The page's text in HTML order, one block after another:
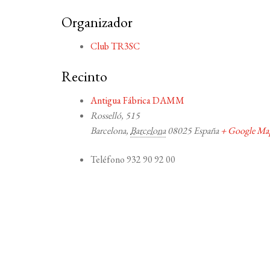
Organizador
Club TR3SC
Recinto
Antigua Fábrica DAMM
Rosselló, 515
Barcelona, Barcelona08025España + Google
Teléfono 932 90 92 00